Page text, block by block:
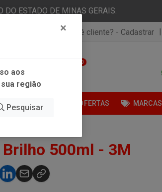
DO ESTADO DE MINAS GERAIS.
- Entrar Não é cliente? - Cadastrar |
0
AUTOMOTIVA OFERTAS MARCAS
500ml - 3M
×
aos
região
Pesquisar